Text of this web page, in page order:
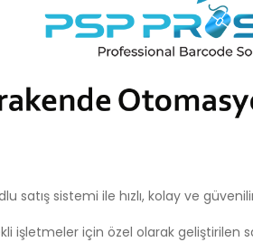
satış sistemi ile hızlı, kolay ve
işletmeler için özel olarak geliştirilen